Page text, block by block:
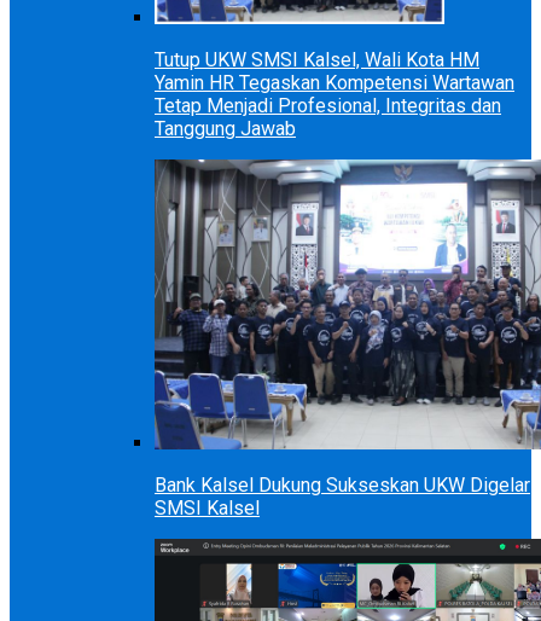
Tutup UKW SMSI Kalsel, Wali Kota HM
Yamin HR Tegaskan Kompetensi Wartawan
Tetap Menjadi Profesional, Integritas dan
Tanggung Jawab
Bank Kalsel Dukung Sukseskan UKW Digelar
SMSI Kalsel